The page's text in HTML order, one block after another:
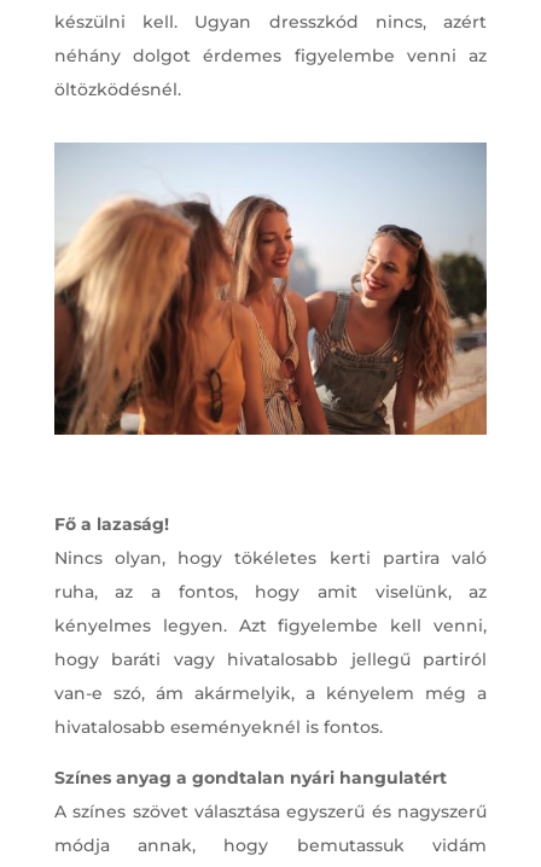
készülni kell. Ugyan dresszkód nincs, azért
néhány dolgot érdemes figyelembe venni az
öltözködésnél.
Fő a lazaság!
Nincs olyan, hogy tökéletes kerti partira való
ruha, az a fontos, hogy amit viselünk, az
kényelmes legyen. Azt figyelembe kell venni,
hogy baráti vagy hivatalosabb jellegű partiról
van-e szó, ám akármelyik, a kényelem még a
hivatalosabb eseményeknél is fontos.
Színes anyag a gondtalan nyári hangulatért
A színes szövet választása egyszerű és nagyszerű
módja annak, hogy bemutassuk vidám